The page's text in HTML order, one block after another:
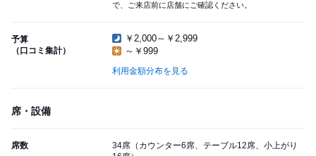
で、ご来店前に店舗にご確認ください。
予算
（口コミ集計）
￥2,000～￥2,999
～￥999
利用金額分布を見る
席・設備
席数
34席（カウンター6席、テーブル12席、小上がり